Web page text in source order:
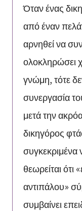
Όταν ένας
από έναν
αρνηθεί να
ολοκληρώσει
γνώμη, τότε
συνεργασία
μετά την
δικηγόρος
συγκεκριμένα
θεωρείται ότι
αντιπάλου»
συμβαίνει